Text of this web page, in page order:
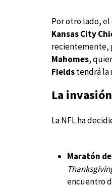
Por otro lado, el
Kansas City
recientemente,
Mahomes,
Fieldstendrá la
La
La NFL ha
Maratón
encuentro